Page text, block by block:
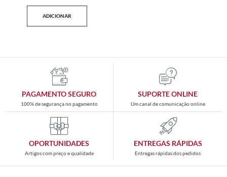
ADICIONAR
PAGAMENTO SEGURO
100% de segurança no pagamento
SUPORTE ONLINE
Um canal de comunicação online
OPORTUNIDADES
Artigos com preço e qualidade
ENTREGAS RÁPIDAS
Entregas rápidas dos pedidos